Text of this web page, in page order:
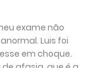
exame não
Luis foi
em choque.